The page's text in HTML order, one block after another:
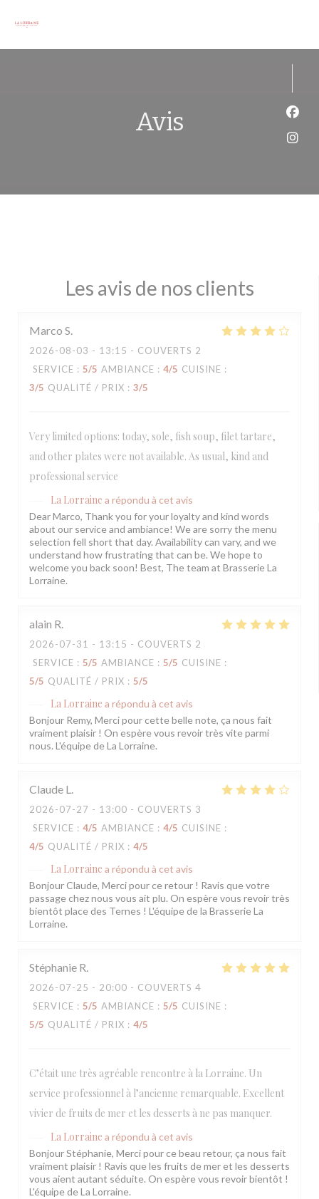
Avis
Les avis de nos clients
Marco S
2026-08-03 - 13:15 - COUVERTS 2
SERVICE : 5/5 AMBIANCE : 4/5 CUISINE :
3/5 QUALITÉ / PRIX : 3/5
Very limited options: today, sole, fish soup, filet tartare,
and other plates were not available. As usual, kind and
professional service
La Lorraine a répondu à cet avis
Dear Marco, Thank you for your loyalty and kind words
about our service and ambiance! We are sorry the menu
selection fell short that day. Availability can vary, and we
understand how frustrating that can be. We hope to
welcome you back soon! Best, The team at Brasserie La
Lorraine.
alain R
2026-07-31 - 13:15 - COUVERTS 2
SERVICE : 5/5 AMBIANCE : 5/5 CUISINE :
5/5 QUALITÉ / PRIX : 5/5
La Lorraine a répondu à cet avis
Bonjour Remy, Merci pour cette belle note, ça nous fait
vraiment plaisir ! On espère vous revoir très vite parmi
nous. L'équipe de La Lorraine.
Claude L
2026-07-27 - 13:00 - COUVERTS 3
SERVICE : 4/5 AMBIANCE : 4/5 CUISINE :
4/5 QUALITÉ / PRIX : 4/5
La Lorraine a répondu à cet avis
Bonjour Claude, Merci pour ce retour ! Ravis que votre
passage chez nous vous ait plu. On espère vous revoir très
bientôt place des Ternes ! L'équipe de la Brasserie La
Lorraine.
Stéphanie R
2026-07-25 - 20:00 - COUVERTS 4
SERVICE : 5/5 AMBIANCE : 5/5 CUISINE :
5/5 QUALITÉ / PRIX : 4/5
C’était une très agréable rencontre à la Lorraine. Un
service professionnel à l’ancienne remarquable. Excellent
vivier de fruits de mer et les desserts à ne pas manquer.
La Lorraine a répondu à cet avis
Bonjour Stéphanie, Merci pour ce beau retour, ça nous fait
vraiment plaisir ! Ravis que les fruits de mer et les desserts
vous aient autant séduite. On espère vous revoir bientôt !
L'équipe de La Lorraine.